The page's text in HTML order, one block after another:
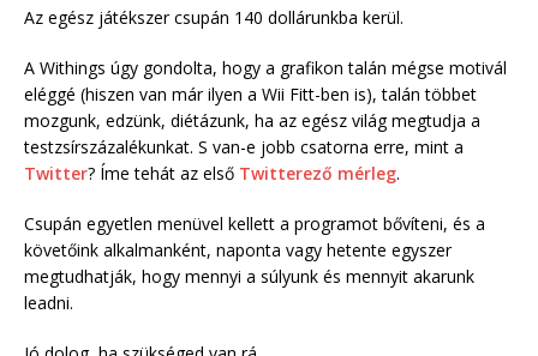
Az egész játékszer csupán 140 dollárunkba kerül.
A Withings úgy gondolta, hogy a grafikon talán mégse motivál
eléggé (hiszen van már ilyen a Wii Fitt-ben is), talán többet
mozgunk, edzünk, diétázunk, ha az egész világ megtudja a
testzsírszázalékunkat. S van-e jobb csatorna erre, mint a
Twitter? Íme tehát az első Twitterező mérleg.
Csupán egyetlen menüvel kellett a programot bővíteni, és a
követőink alkalmanként, naponta vagy hetente egyszer
megtudhatják, hogy mennyi a súlyunk és mennyit akarunk
leadni.